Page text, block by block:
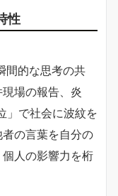
性
間的な思考の共
場の報告、炎
」で社会に波紋を
の言葉を自分の
人の影響力を桁